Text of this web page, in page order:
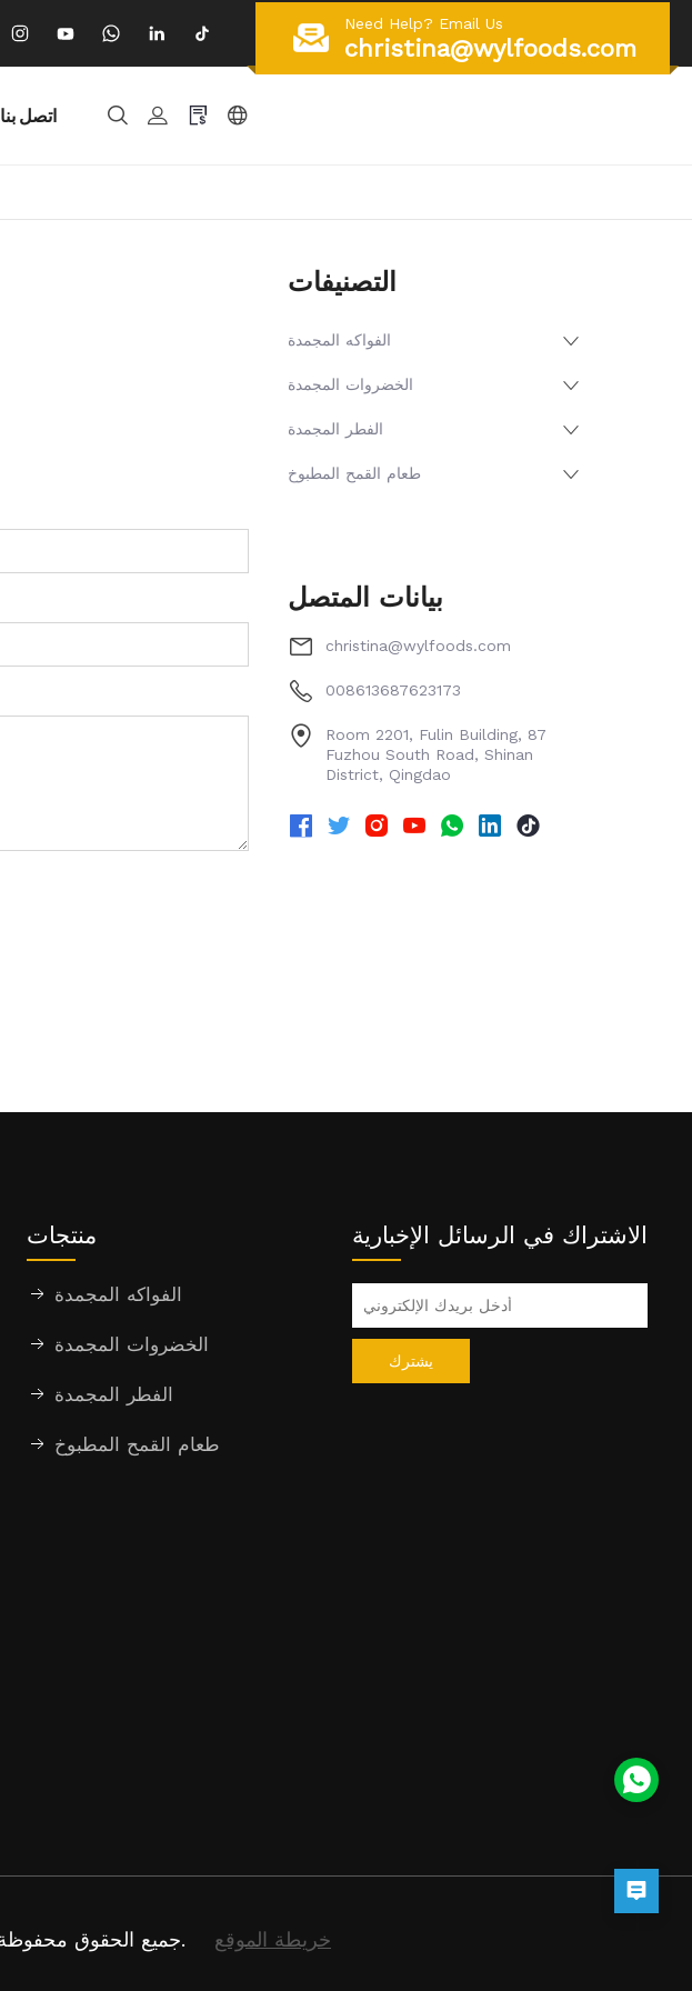
Need Help? Email Us
christina@wylfoods.com
اتصل بنا
التصنيفات
الفواكه المجمدة
الخضروات المجمدة
الفطر المجمدة
طعام القمح المطبوخ
بيانات المتصل
christina@wylfoods.com
008613687623173
Room 2201, Fulin Building, 87
Fuzhou South Road, Shinan
District, Qingdao
منتجات
الفواكه المجمدة
الخضروات المجمدة
الفطر المجمدة
طعام القمح المطبوخ
الاشتراك في الرسائل الإخبارية
يشترك
© تشينغداو WYL عفريت. &amp; إكسب. Co., Ltd. جميع الحقوق محفوظة. خريطة الموقع